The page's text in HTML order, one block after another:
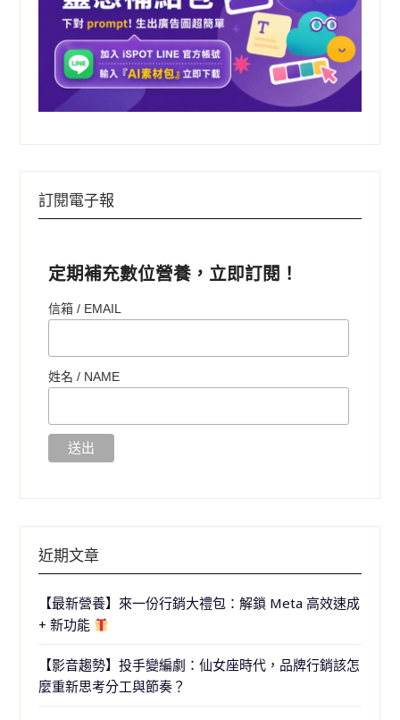
訂閱電子報
定期補充數位營養，立即訂閱！
信箱 / EMAIL
姓名 / NAME
近期文章
【最新營養】來一份行銷大禮包：解鎖 Meta 高效速成
+ 新功能
【影音趨勢】投手變編劇：仙女座時代，品牌行銷該怎
麼重新思考分工與節奏？